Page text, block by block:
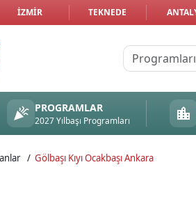
İZMIR TEKNEDE
PROGRAMLAR
2027 Yılbaşı Programları
Gölbaşı Kıyı Ocakbaşı Ankara